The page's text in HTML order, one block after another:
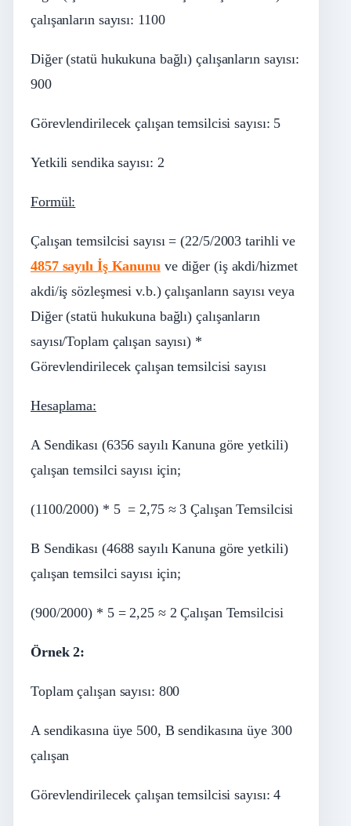
çalışanların sayısı: 1100
Diğer (statü hukukuna bağlı) çalışanların sayısı:
900
Görevlendirilecek çalışan temsilcisi sayısı: 5
Yetkili sendika sayısı: 2
Formül:
Çalışan temsilcisi sayısı = (22/5/2003 tarihli ve
4857 sayılı İş Kanunuve diğer (iş akdi/hizmet
akdi/iş sözleşmesi v.b.) çalışanların sayısı veya
Diğer (statü hukukuna bağlı) çalışanların
sayısı/Toplam çalışan sayısı) *
Görevlendirilecek çalışan temsilcisi sayısı
Hesaplama:
A Sendikası (6356 sayılı Kanuna göre yetkili)
çalışan temsilci sayısı için;
(1100/2000) * 5 = 2,75 ≈ 3 Çalışan Temsilcisi
B Sendikası (4688 sayılı Kanuna göre yetkili)
çalışan temsilci sayısı için;
(900/2000) * 5 = 2,25 ≈ 2 Çalışan Temsilcisi
Örnek 2:
Toplam çalışan sayısı: 800
A sendikasına üye 500, B sendikasına üye 300
çalışan
Görevlendirilecek çalışan temsilcisi sayısı: 4